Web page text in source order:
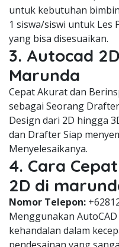
untuk kebutuhan
1 siswa/siswi untuk Les
yang bisa disesuaikan.
3. Autocad
Marunda
Cepat Akurat dan
sebagai Seorang
Design dari 2D hingga
dan Drafter Siap
Menyelesaikanya.
4. Cara
2D di
Nomor Telepon:
Menggunakan
kehandalan dalam